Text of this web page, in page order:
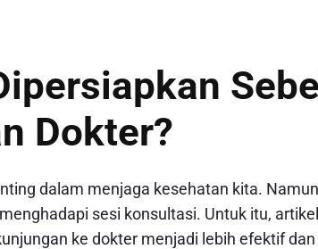
Dokter?
dalam menjaga kesehatan kita.
sesi konsultasi. Untuk itu,
ke dokter menjadi lebih efektif